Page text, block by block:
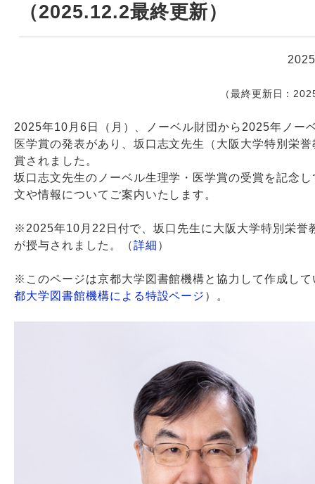
4つの図書館
（2025.12.2最終更新）
（最終更新日：
2025年10月6日（月）、ノーベル財団から2025年ノー
医学賞の発表があり、坂口志文先生（大阪大学特別栄
賞されました。
坂口志文先生のノーベル生理学・医学賞の受賞を記念
文や情報についてご案内いたします。
※2025年10月22日付で、坂口先生に大阪大学特別栄誉
が授与されました。（詳細 ）
※このページは京都大学図書館機構と協力して作成して
都大学図書館機構による特設ページ ）。